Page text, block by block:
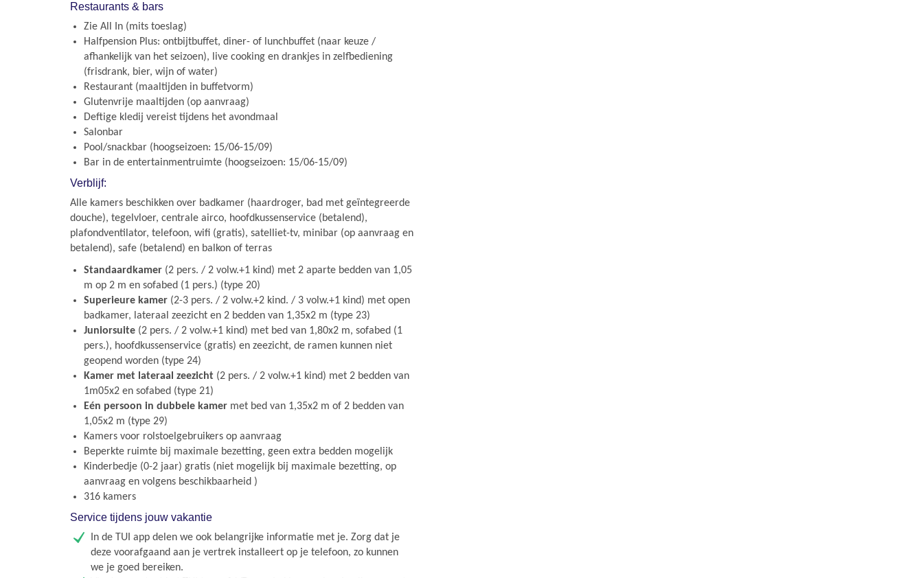
Restaurants & bars
Zie All In (mits toeslag)
Halfpension Plus: ontbijtbuffet, diner- of lunchbuffet (naar keuze /
afhankelijk van het seizoen), live cooking en drankjes in zelfbediening
(frisdrank, bier, wijn of water)
Restaurant (maaltijden in buffetvorm)
Glutenvrije maaltijden (op aanvraag)
Deftige kledij vereist tijdens het avondmaal
Salonbar
Pool/snackbar (hoogseizoen: 15/06-15/09)
Bar in de entertainmentruimte (hoogseizoen: 15/06-15/09)
Verblijf:
Alle kamers beschikken over badkamer (haardroger, bad met geïntegreerde
douche), tegelvloer, centrale airco, hoofdkussenservice (betalend),
plafondventilator, telefoon, wifi (gratis), satelliet-tv, minibar (op aanvraag en
betalend), safe (betalend) en balkon of terras
Standaardkamer (2 pers. / 2 volw.+1 kind) met 2 aparte bedden van 1,05
m op 2 m en sofabed (1 pers.) (type 20)
Superieure kamer (2-3 pers. / 2 volw.+2 kind. / 3 volw.+1 kind) met open
badkamer, lateraal zeezicht en 2 bedden van 1,35x2 m (type 23)
Juniorsuite (2 pers. / 2 volw.+1 kind) met bed van 1,80x2 m, sofabed (1
pers.), hoofdkussenservice (gratis) en zeezicht, de ramen kunnen niet
geopend worden (type 24)
Kamer met lateraal zeezicht (2 pers. / 2 volw.+1 kind) met 2 bedden van
1m05x2 en sofabed (type 21)
Eén persoon in dubbele kamer met bed van 1,35x2 m of 2 bedden van
1,05x2 m (type 29)
Kamers voor rolstoelgebruikers op aanvraag
Beperkte ruimte bij maximale bezetting, geen extra bedden mogelijk
Kinderbedje (0-2 jaar) gratis (niet mogelijk bij maximale bezetting, op
aanvraag en volgens beschikbaarheid )
316 kamers
Service tijdens jouw vakantie
In de TUI app delen we ook belangrijke informatie met je. Zorg dat je
deze voorafgaand aan je vertrek installeert op je telefoon, zo kunnen
we je goed bereiken.